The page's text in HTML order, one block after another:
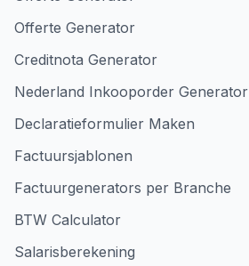
Offerte Generator
Creditnota Generator
Nederland Inkooporder Generator
Declaratieformulier Maken
Factuursjablonen
Factuurgenerators per Branche
BTW Calculator
Salarisberekening